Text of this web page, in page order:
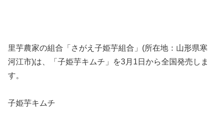
里芋農家の組合「さがえ子姫芋組合」(所在地：山形県寒
河江市)は、「子姫芋キムチ」を3月1日から全国発売しま
す。
子姫芋キムチ